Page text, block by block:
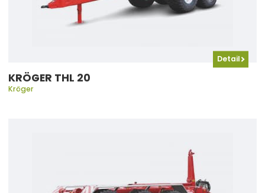
Detail
KRÖGER THL 20
Kröger